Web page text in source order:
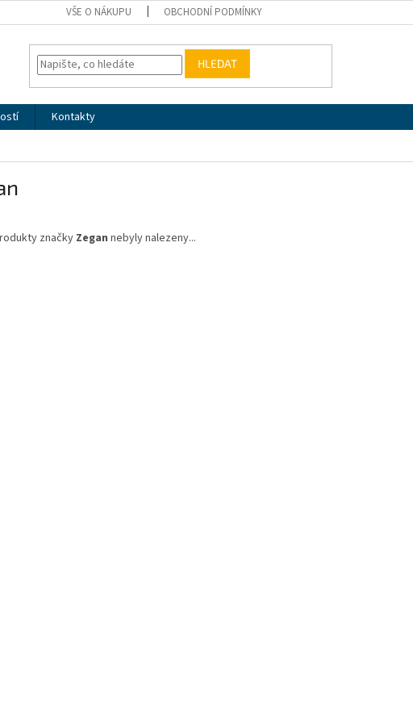
VŠE O NÁKUPU OBCHODNÍ PODMÍNKY
HLEDAT
Kontakty
značky Zegan nebyly nalezeny...